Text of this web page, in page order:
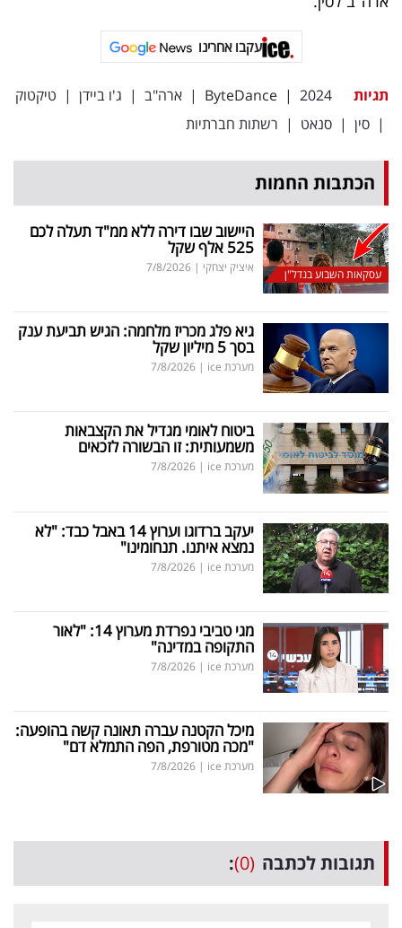
פרסמו
עקבו אחרינו
תגיות 2024
|
ByteDance
| ארה"ב | ג'ו ביידן | טיקטוק
| סין | סנאט | רשתות חברתיות
הכתבות החמות
עסקאות השבוע בנדל"ן
היישוב שבו דירה ללא ממ"ד תעלה לכם
525 אלף שקל
איציק יצחקי |
7/8/2026
גיא פלג מכריז מלחמה: הגיש תביעת ענק
בסך 5 מיליון שקל
מערכת ice |
7/8/2026
ביטוח לאומי מגדיל את הקצבאות
משמעותית: זו הבשורה לזכאים
מערכת ice |
7/8/2026
יעקב ברדוגו וערוץ 14 באבל כבד: "לא
נמצא איתנו. תנחומינו"
מערכת ice |
7/8/2026
מגי טביבי נפרדת מערוץ 14: "לאור
התקופה במדינה"
מערכת ice |
7/8/2026
מיכל הקטנה עברה תאונה קשה בהופעה:
"מכה מטורפת, הפה התמלא דם"
מערכת ice |
7/8/2026
תגובות לכתבה (0)
: